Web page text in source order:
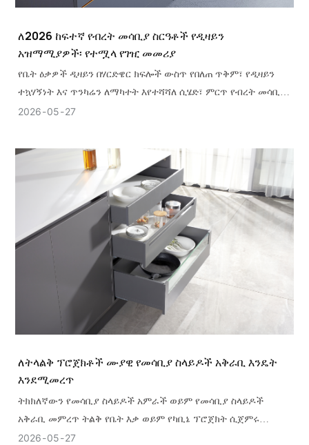
ለ2026 ከፍተኛ የብረት መሳቢያ ስርዓቶች የዲዛይን
አዝማሚያዎች፡ የተሟላ የገዢ መመሪያ
የቤት ዕቃዎች ዲዛይን በሃርድዌር ክፍሎች ውስጥ የበለጠ ጥቅም፣ የዲዛይን
ተኳሃኝነት እና ጥንካሬን ለማካተት እየተሻሻለ ሲሄድ፣ ምርጥ የብረት መሳቢያ
ስርዓቶች አስፈላጊነት እየጨመረ ነው።
2026 05 27
ለትላልቅ ፕሮጀክቶች ሙያዊ የመሳቢያ ስላይዶች አቅራቢ እንዴት
እንደሚመረጥ
ትክክለኛውን የመሳቢያ ስላይዶች አምራች ወይም የመሳቢያ ስላይዶች
አቅራቢ መምረጥ ትልቅ የቤት እቃ ወይም የካቢኔ ፕሮጀክት ሲጀምሩ
በምርትዎ ጥራት፣ ተግባር እና ዘላቂነት ላይ ትልቅ ተጽዕኖ የሚያሳድር ቁልፍ
2026 05 27